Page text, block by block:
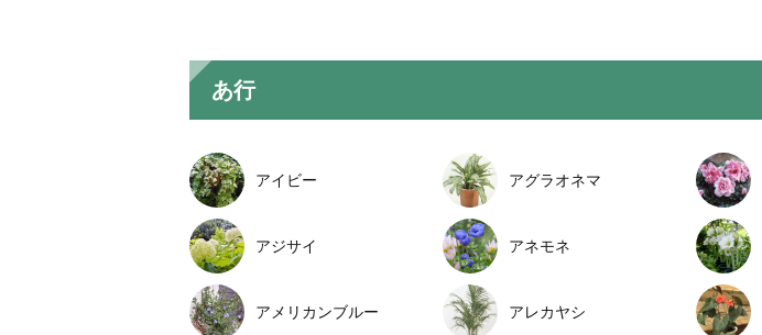
あ行
アイビー アグラオネマ
アジサイ アネモネ
アメリカンブルー アレカヤシ